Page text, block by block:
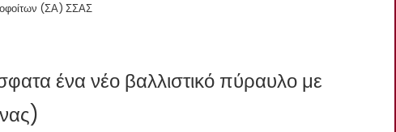
(ΣΑ) ΣΣΑΣ
ένα νέο βαλλιστικό πύραυλο με